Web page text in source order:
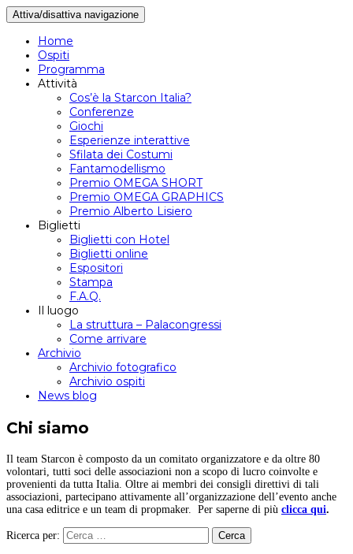
Attiva/disattiva navigazione
Home
Ospiti
Programma
Attività
Cos’è la Starcon Italia?
Conferenze
Giochi
Esperienze interattive
Sfilata dei Costumi
Fantamodellismo
Premio OMEGA SHORT
Premio OMEGA GRAPHICS
Premio Alberto Lisiero
Biglietti
Biglietti con Hotel
Biglietti online
Espositori
Stampa
F.A.Q.
Il luogo
La struttura – Palacongressi
Come arrivare
Archivio
Archivio fotografico
Archivio ospiti
News blog
Chi siamo
Il team Starcon è composto da un comitato organizzatore e da oltre 80
volontari, tutti soci delle associazioni non a scopo di lucro coinvolte e
provenienti da tutta Italia. Oltre ai membri dei consigli direttivi di tali
associazioni, partecipano attivamente all’organizzazione dell’evento anche
una casa editrice e un team di propmaker. Per saperne di più clicca qui.
Ricerca per: